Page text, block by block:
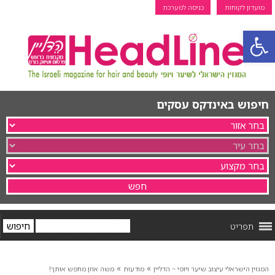
פתח סרגל נגישות
מועדון לקוחות כניסה למערכת
חיפוש באינדקס עסקים
תפריט
המגזין הישראלי עיצוב שיער ויופי ~ הדליין » מודעות » משה אוזן מחפש אותך!